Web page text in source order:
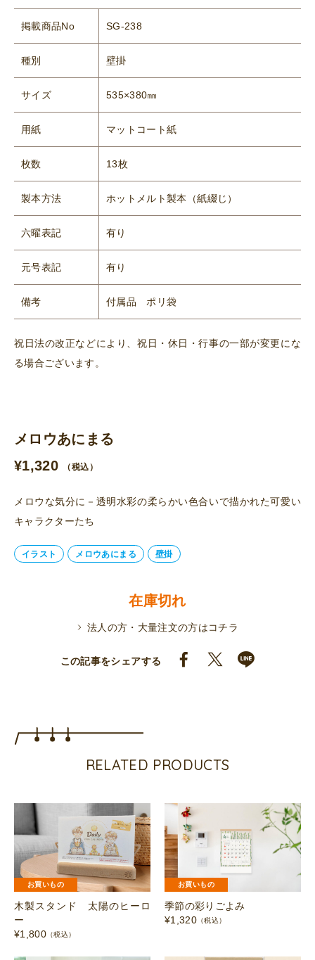
掲載商品No SG-238
種別 壁掛
サイズ 535×380㎜
用紙 マットコート紙
枚数 13枚
製本方法 ホットメルト製本（紙綴じ）
六曜表記 有り
元号表記 有り
備考 付属品 ポリ袋
祝日法の改正などにより、祝日・休日・行事の一部が変更にな
る場合ございます。
メロウあにまる
¥1,320 （税込）
メロウな気分に－透明水彩の柔らかい色合いで描かれた可愛い
キャラクターたち
イラスト メロウあにまる 壁掛
在庫切れ
法人の方・大量注文の方はコチラ
この記事をシェアする
RELATED PRODUCTS
お買いもの
木製スタンド 太陽のヒーロ
ー
¥1,800 （税込）
お買いもの
季節の彩りごよみ
¥1,320 （税込）